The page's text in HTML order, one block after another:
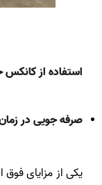
استفاده از
صرفه جویی در
یکی از مزایای فوق